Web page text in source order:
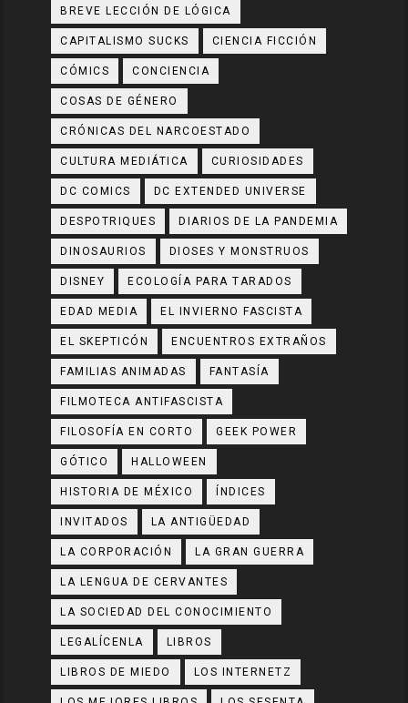
BREVE LECCIÓN DE LÓGICA
CAPITALISMO SUCKS CIENCIA FICCIÓN
CÓMICS CONCIENCIA
COSAS DE GÉNERO
CRÓNICAS DEL NARCOESTADO
CULTURA MEDIÁTICA CURIOSIDADES
DC COMICS DC EXTENDED UNIVERSE
DESPOTRIQUES DIARIOS DE LA PANDEMIA
DINOSAURIOS DIOSES Y MONSTRUOS
DISNEY ECOLOGÍA PARA TARADOS
EDAD MEDIA EL INVIERNO FASCISTA
EL SKEPTICÓN ENCUENTROS EXTRAÑOS
FAMILIAS ANIMADAS FANTASÍA
FILMOTECA ANTIFASCISTA
FILOSOFÍA EN CORTO GEEK POWER
GÓTICO HALLOWEEN
HISTORIA DE MÉXICO ÍNDICES
INVITADOS LA ANTIGÜEDAD
LA CORPORACIÓN LA GRAN GUERRA
LA LENGUA DE CERVANTES
LA SOCIEDAD DEL CONOCIMIENTO
LEGALÍCENLA LIBROS
LIBROS DE MIEDO LOS INTERNETZ